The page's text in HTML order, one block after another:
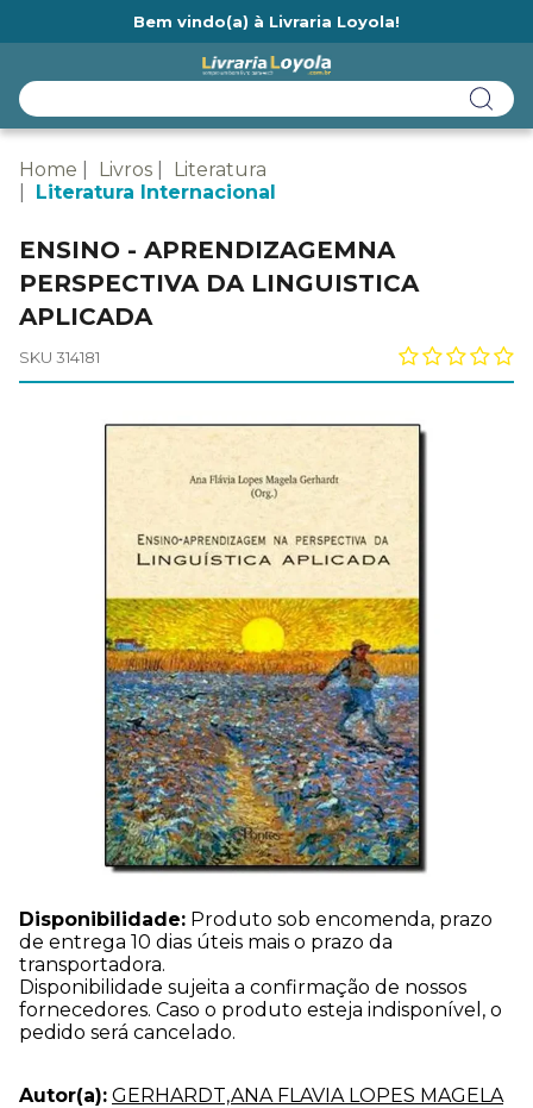
Bem vindo(a) à Livraria Loyola!
Home Livros
Literatura
Literatura Internacional
ENSINO - APRENDIZAGEMNA
PERSPECTIVA DA LINGUISTICA
APLICADA
SKU 314181
Disponibilidade: Produto sob encomenda, prazo
de entrega 10 dias úteis mais o prazo da
transportadora.
Disponibilidade sujeita a confirmação de nossos
fornecedores. Caso o produto esteja indisponível, o
pedido será cancelado.
Autor(a): GERHARDT,ANA FLAVIA LOPES MAGELA